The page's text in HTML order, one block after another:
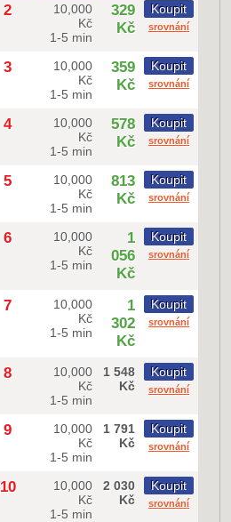
2
10,000
Kč
1-5 min
329
Kč
Koupit
srovnání
3
10,000
Kč
1-5 min
359
Kč
Koupit
srovnání
4
10,000
Kč
1-5 min
578
Kč
Koupit
srovnání
5
10,000
Kč
1-5 min
813
Kč
Koupit
srovnání
6
10,000
Kč
1-5 min
1
056
Kč
Koupit
srovnání
7
10,000
Kč
1-5 min
1
302
Kč
Koupit
srovnání
8
10,000
Kč
1-5 min
1 548
Kč
Koupit
srovnání
9
10,000
Kč
1-5 min
1 791
Kč
Koupit
srovnání
10
10,000
Kč
1-5 min
2 030
Kč
Koupit
srovnání